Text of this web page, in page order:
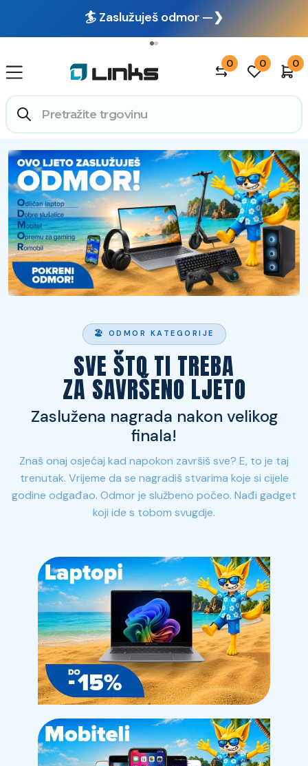
🏄 Zaslužuješ odmor —❯
🔥 OUTLET: TOTALNA RASPRODAJA —❯
0 0 0
🏖 ODMOR KATEGORIJE
SVE ŠTO TI TREBA
ZA SAVRŠENO LJETO
Zaslužena nagrada nakon velikog
finala!
Znaš onaj osjećaj kad napokon završiš sve? E, to je taj
trenutak. Vrijeme da se nagradiš stvarima koje si cijele
godine odgađao. Odmor je službeno počeo. Nađi gadget
koji ide s tobom svugdje.